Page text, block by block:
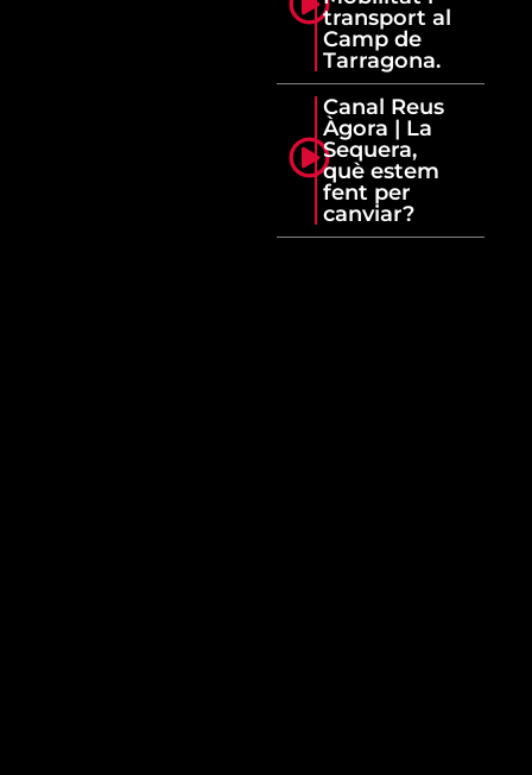
transport al
Camp de
Tarragona.
Canal Reus
Àgora | La
Sequera,
què estem
fent per
canviar?